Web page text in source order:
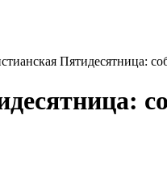
Пятидесятница: